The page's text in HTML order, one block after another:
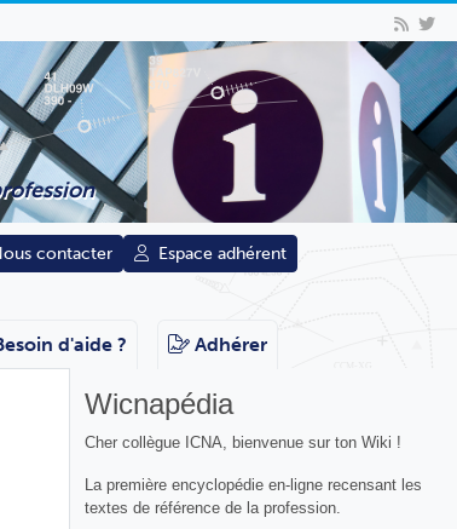
contacter Espace adhérent
d'aide ? Adhérer
Wicnapédia
Cher collègue ICNA, bienvenue sur ton Wiki !
La première encyclopédie en-ligne recensant les
textes de référence de la profession.